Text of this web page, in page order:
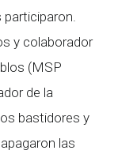
participaron.
y colaborador
(MSP
de la
bastidores y
las